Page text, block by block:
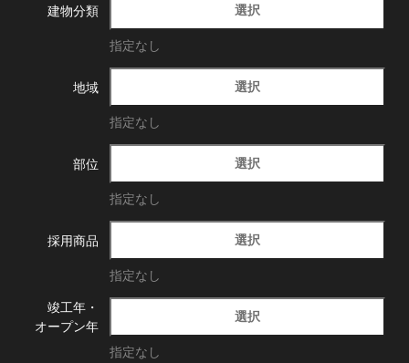
建物分類 選択
指定なし
地域 選択
指定なし
部位 選択
指定なし
採用商品 選択
指定なし
竣工年・
オープン年
選択
指定なし